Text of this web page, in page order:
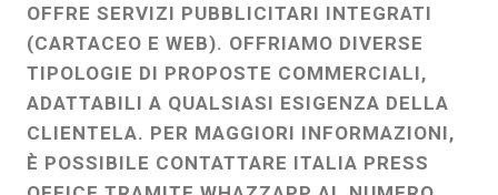
OFFRE SERVIZI PUBBLICITARI INTEGRATI
(CARTACEO E WEB). OFFRIAMO DIVERSE
TIPOLOGIE DI PROPOSTE COMMERCIALI,
ADATTABILI A QUALSIASI ESIGENZA DELLA
CLIENTELA. PER MAGGIORI INFORMAZIONI,
È POSSIBILE CONTATTARE ITALIA PRESS